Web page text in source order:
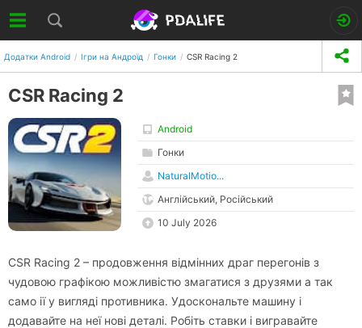
Додатки Android Ігри на Андроїд Гонки CSR Racing 2
CSR Racing 2
Android
Гонки
NaturalMotio...
Англійський, Російський
10 July 2026
CSR Racing 2 – продовження відмінних драг перегонів з
чудовою графікою можливістю змагатися з друзями а так
само ії у вигляді противника. Удоскональте машину і
додавайте на неї нові деталі. Робіть ставки і вигравайте